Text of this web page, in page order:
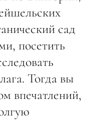
сад
посетить
Тогда вы
впечатлений,